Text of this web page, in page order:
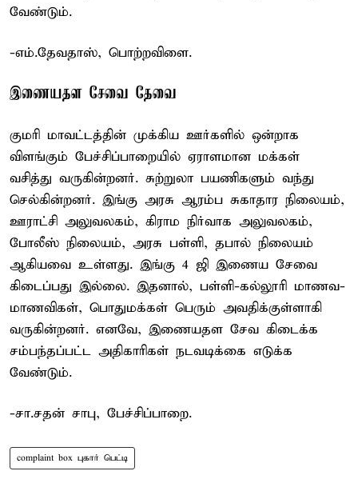
வேண்டும்.
-எம்.தேவதாஸ், பொற்றவிளை.
இணையதள சேவை தேவை
குமரி மாவட்டத்தின் முக்கிய ஊர்களில் ஒன்றாக
விளங்கும் பேச்சிப்பாறையில் ஏராளமான மக்கள்
வசித்து வருகின்றனர். சுற்றுலா பயணிகளும் வந்து
செல்கின்றனர். இங்கு அரசு ஆரம்ப சுகாதார நிலையம்,
ஊராட்சி அலுவலகம், கிராம நிர்வாக அலுவலகம்,
போலீஸ் நிலையம், அரசு பள்ளி, தபால் நிலையம்
ஆகியவை உள்ளது. இங்கு 4 ஜி இணைய சேவை
கிடைப்பது இல்லை. இதனால், பள்ளி-கல்லூரி மாணவ-
மாணவிகள், பொதுமக்கள் பெரும் அவதிக்குள்ளாகி
வருகின்றனர். எனவே, இணையதள சேவ கிடைக்க
சம்பந்தப்பட்ட அதிகாரிகள் நடவடிக்கை எடுக்க
வேண்டும்.
-சா.சதன் சாபு, பேச்சிப்பாறை.
complaint box புகார் பெட்டி